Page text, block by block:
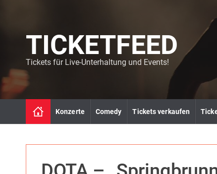
n
TICKETFEED
Tickets für Live-Unterhaltung und Events!
Konzerte Comedy Tickets verkaufen